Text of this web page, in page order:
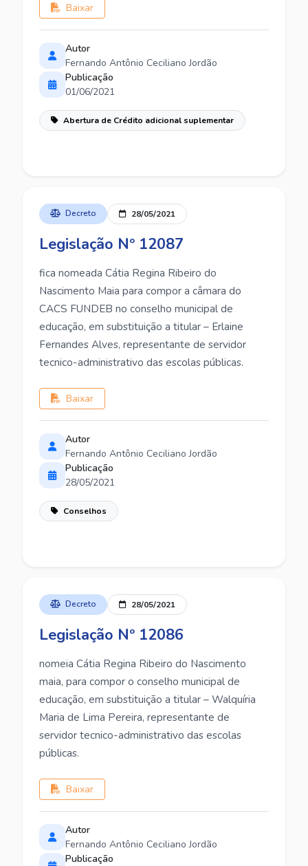
Baixar
Autor
Fernando Antônio Ceciliano Jordão
Publicação
01/06/2021
Abertura de Crédito adicional suplementar
Decreto 28/05/2021
Legislação Nº 12087
fica nomeada Cátia Regina Ribeiro do
Nascimento Maia para compor a câmara do
CACS FUNDEB no conselho municipal de
educação, em substituição a titular – Erlaine
Fernandes Alves, representante de servidor
tecnico-administrativo das escolas públicas.
Baixar
Autor
Fernando Antônio Ceciliano Jordão
Publicação
28/05/2021
Conselhos
Decreto 28/05/2021
Legislação Nº 12086
nomeia Cátia Regina Ribeiro do Nascimento
maia, para compor o conselho municipal de
educação, em substituição a titular – Walquíria
Maria de Lima Pereira, representante de
servidor tecnico-administrativo das escolas
públicas.
Baixar
Autor
Fernando Antônio Ceciliano Jordão
Publicação